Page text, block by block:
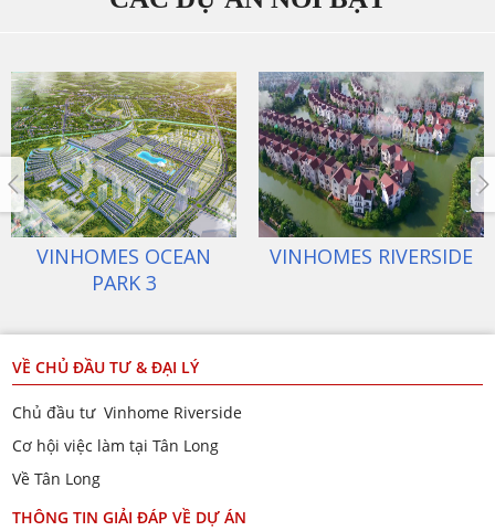
VINHOMES RIVERSIDE
VINHOMES THE
VỀ CHỦ ĐẦU TƯ & ĐẠI LÝ
Chủ đầu tư Vinhome Riverside
Cơ hội việc làm tại Tân Long
Về Tân Long
THÔNG TIN GIẢI ĐÁP VỀ DỰ ÁN